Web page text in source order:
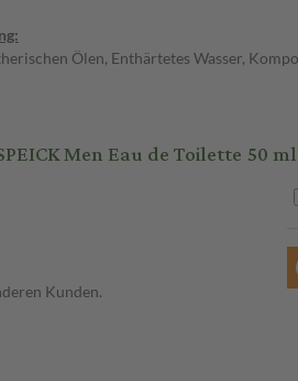
Ölen, Enthärtetes Wasser,
Men Eau de Toilette 50
Kunden.